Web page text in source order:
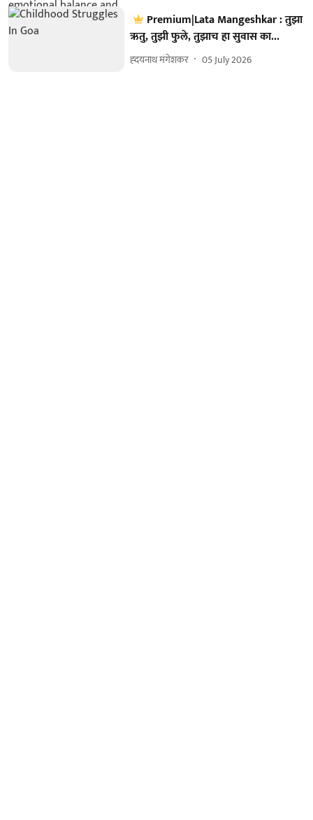
Premium|Lata Mangeshkar : तुझा
ऋतु, तुझी फुले, तुझाच हा सुवास का...
ह्दयनाथ मंगेशकर 05 July 2026